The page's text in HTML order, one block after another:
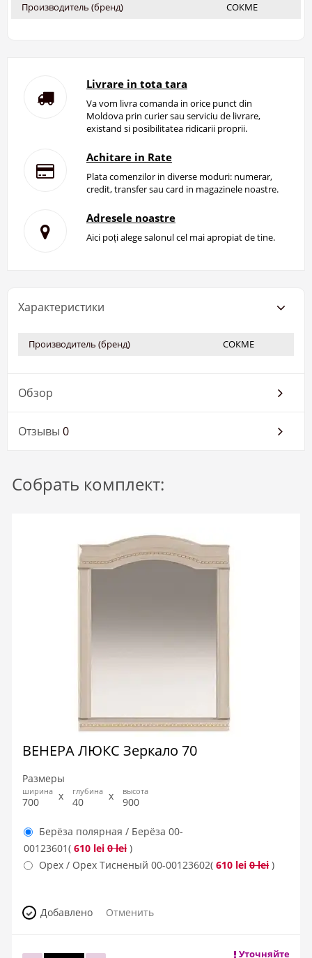
Производитель (бренд) СОКМЕ
Livrare in tota tara
Va vom livra comanda in orice punct din
Moldova prin curier sau serviciu de livrare,
existand si posibilitatea ridicarii proprii.
Achitare in Rate
Plata comenzilor in diverse moduri: numerar,
credit, transfer sau card in magazinele noastre.
Adresele noastre
Aici poți alege salonul cel mai apropiat de tine.
Характеристики
Производитель (бренд) СОКМЕ
Обзор
Отзывы 0
Собрать комплект:
ВЕНЕРА ЛЮКС Зеркало 70
Размеры
ширина
700
глубина
40
высота
900
Берёза полярная / Берёза 00-
00123601( 610 lei 0 lei )
Орех / Орех Тисненый 00-00123602( 610 lei 0 lei )
Добавлено Отменить
Уточняйте